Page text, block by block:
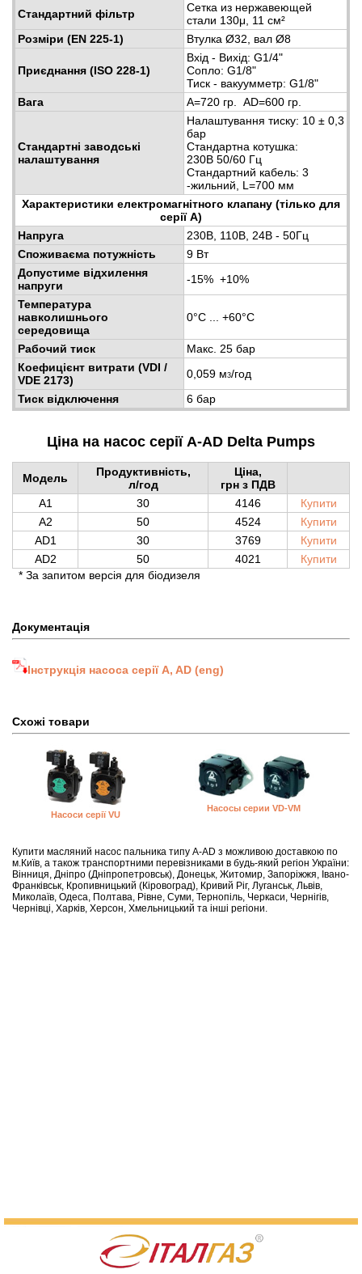
Стандартний фільтр
Сетка из нержавеющей
стали 130μ, 11 см²
Розміри (EN 225-1)
Втулка Ø32, вал Ø8
Приєднання (ISO 228-1)
Вхід - Вихід: G1/4"
Сопло: G1/8"
Тиск - вакуумметр: G1/8"
Вага
A=720 гр. AD=600 гр.
Стандартні заводські
налаштування
Налаштування тиску: 10 ± 0,3
бар
Стандартна котушка:
230В 50/60 Гц
Стандартний кабель: 3
-жильний, L=700 мм
Характеристики електромагнітного клапану (тілько для
серії A)
Напруга
230В, 110В, 24В - 50Гц
Споживаєма потужність
9 Вт
Допустиме відхилення
напруги
-15% +10%
Температура
навколишнього
середовища
0°С ... +60°С
Рабочий тиск
Макс. 25 бар
Коефицієнт витрати (VDI /
VDE 2173)
0,059 м3/год
Тиск відключення
6 бар
Ціна на насос серії A-AD Delta Pumps
Модель
Продуктивність,
л/год
Ціна,
грн з ПДВ
A1
30 4146
Купити
A2
50 4524
Купити
AD1
30 3769
Купити
AD2
50 4021
Купити
* За запитом версія для біодизеля
Документація
Інструкція насоса серії A, AD (eng)
Схожі товари
Насоси серії VU
Насосы серии VD-VM
Купити масляний насос пальника типу A-AD з можливою доставкою по
м.Київ, а також транспортними перевізниками в будь-який регіон України:
Вінниця, Дніпро (Дніпропетровськ), Донецьк, Житомир, Запоріжжя, Івано-
Франківськ, Кропивницький (Кіровоград), Кривий Ріг, Луганськ, Львів,
Миколаїв, Одеса, Полтава, Рівне, Суми, Тернопіль, Черкаси, Чернігів,
Чернівці, Харків, Херсон, Хмельницький та інші регіони.